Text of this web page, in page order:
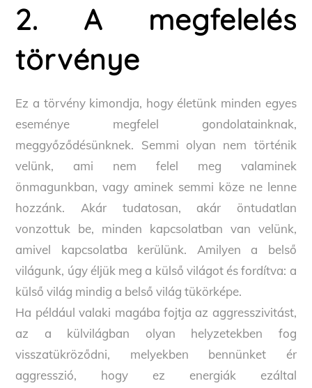
2. A megfelelés
törvénye
Ez a törvény kimondja, hogy életünk minden egyes
eseménye megfelel gondolatainknak,
meggyőződésünknek. Semmi olyan nem történik
velünk, ami nem felel meg valaminek
önmagunkban, vagy aminek semmi köze ne lenne
hozzánk. Akár tudatosan, akár öntudatlan
vonzottuk be, minden kapcsolatban van velünk,
amivel kapcsolatba kerülünk. Amilyen a belső
világunk, úgy éljük meg a külső világot és fordítva: a
külső világ mindig a belső világ tükörképe.
Ha például valaki magába fojtja az aggresszivitást,
az a külvilágban olyan helyzetekben fog
visszatükröződni, melyekben bennünket ér
aggresszió, hogy ez energiák ezáltal